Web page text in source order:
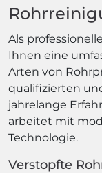
Als
Ihnen eine
Arten von
qualifizierten
jahrelange
arbeitet mit
Technologie.
Verstopfte